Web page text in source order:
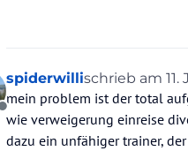
Offline
spiderwillischrieb am 11.
zuletzt
mein problem ist der total
wie verweigerung einreise
dazu ein unfähiger trainer,